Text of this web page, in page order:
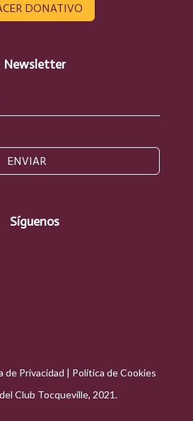
DONATIVO
Newsletter
ENVIAR
Síguenos
de Privacidad | Política de Cookies
Club Tocqueville, 2021.